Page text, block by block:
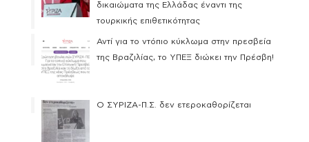
δικαιώματα της Ελλάδας έναντι της
τουρκικής επιθετικότητας
Αντί για το ντόπιο κύκλωμα στην πρεσβεία
της Βραζιλίας, το ΥΠΕΞ διώκει την Πρέσβη!
Ο ΣΥΡΙΖΑ-Π.Σ. δεν ετεροκαθορίζεται